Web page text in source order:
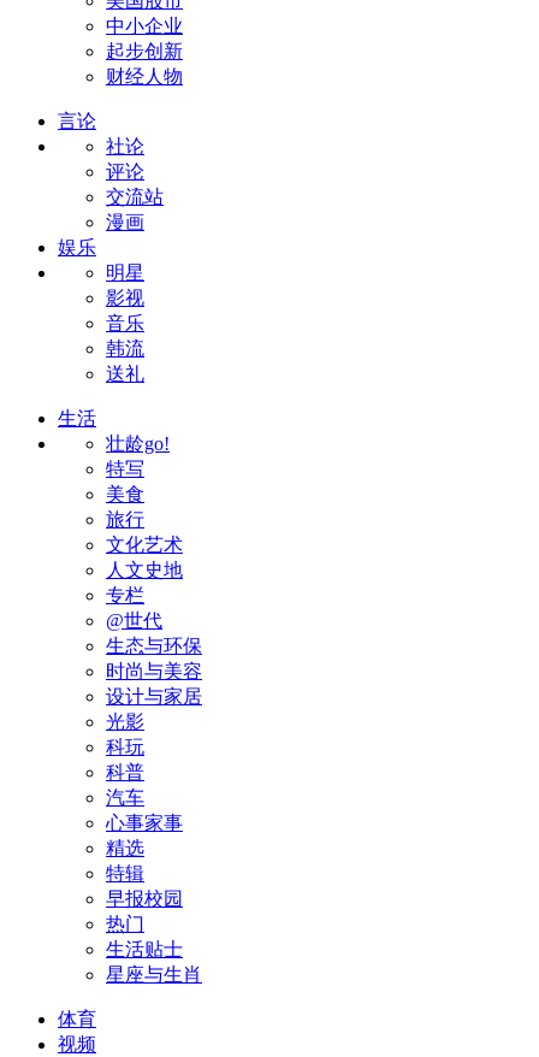
中小企业
起步创新
财经人物
言论
社论
评论
交流站
漫画
娱乐
明星
影视
音乐
韩流
送礼
生活
壮龄go!
特写
美食
旅行
文化艺术
人文史地
专栏
@世代
生态与环保
时尚与美容
设计与家居
光影
科玩
科普
汽车
心事家事
精选
特辑
早报校园
热门
生活贴士
星座与生肖
体育
视频